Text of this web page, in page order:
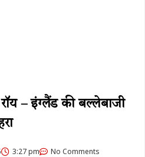
– इंग्लैंड की बल्लेबाजी
3:27 pm No Comments